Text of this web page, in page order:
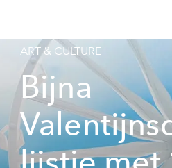
ART & CULTURE
Bijna